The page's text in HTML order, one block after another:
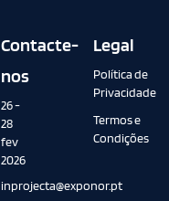
Contacte-
nos
26 -
28
fev
2026
inprojecta@exponor.pt
Legal
Política de
Privacidade
Termos e
Condições